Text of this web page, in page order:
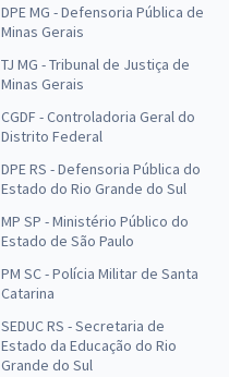
DPE MG - Defensoria Pública de
Minas Gerais
TJ MG - Tribunal de Justiça de
Minas Gerais
CGDF - Controladoria Geral do
Distrito Federal
DPE RS - Defensoria Pública do
Estado do Rio Grande do Sul
MP SP - Ministério Público do
Estado de São Paulo
PM SC - Polícia Militar de Santa
Catarina
SEDUC RS - Secretaria de
Estado da Educação do Rio
Grande do Sul